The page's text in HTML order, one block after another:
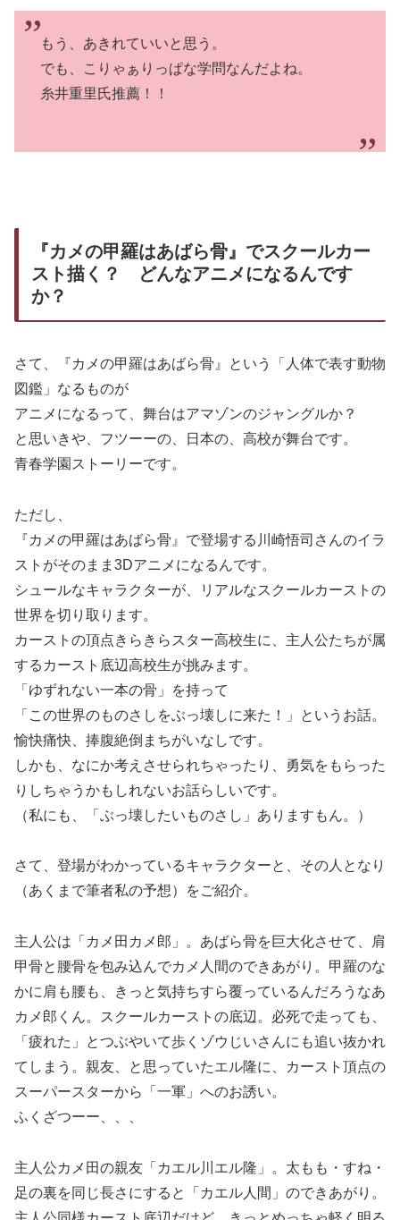
もう、あきれていいと思う。
でも、こりゃぁりっぱな学問なんだよね。
糸井重里氏推薦！！
『カメの甲羅はあばら骨』でスクールカー
スト描く？ どんなアニメになるんです
か？
さて、『カメの甲羅はあばら骨』という「人体で表す動物
図鑑」なるものが
アニメになるって、舞台はアマゾンのジャングルか？
と思いきや、フツーーの、日本の、高校が舞台です。
青春学園ストーリーです。
ただし、
『カメの甲羅はあばら骨』で登場する川崎悟司さんのイラ
ストがそのまま3Dアニメになるんです。
シュールなキャラクターが、リアルなスクールカーストの
世界を切り取ります。
カーストの頂点きらきらスター高校生に、主人公たちが属
するカースト底辺高校生が挑みます。
「ゆずれない一本の骨」を持って
「この世界のものさしをぶっ壊しに来た！」というお話。
愉快痛快、捧腹絶倒まちがいなしです。
しかも、なにか考えさせられちゃったり、勇気をもらった
りしちゃうかもしれないお話らしいです。
（私にも、「ぶっ壊したいものさし」ありますもん。）
さて、登場がわかっているキャラクターと、その人となり
（あくまで筆者私の予想）をご紹介。
主人公は「カメ田カメ郎」。あばら骨を巨大化させて、肩
甲骨と腰骨を包み込んでカメ人間のできあがり。甲羅のな
かに肩も腰も、きっと気持ちすら覆っているんだろうなあ
カメ郎くん。スクールカーストの底辺。必死で走っても、
「疲れた」とつぶやいて歩くゾウじいさんにも追い抜かれ
てしまう。親友、と思っていたエル隆に、カースト頂点の
スーパースターから「一軍」へのお誘い。
ふくざつーー、、、
主人公カメ田の親友「カエル川エル隆」。太もも・すね・
足の裏を同じ長さにすると「カエル人間」のできあがり。